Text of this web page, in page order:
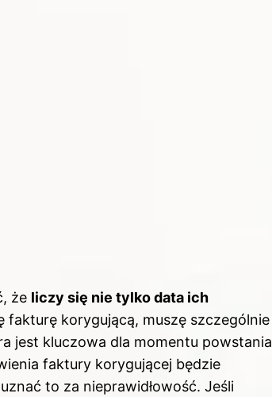
że liczy się nie tylko data ich
fakturę korygującą, muszę szczególnie
jest kluczowa dla momentu powstania
faktury korygującej będzie
to za nieprawidłowość. Jeśli